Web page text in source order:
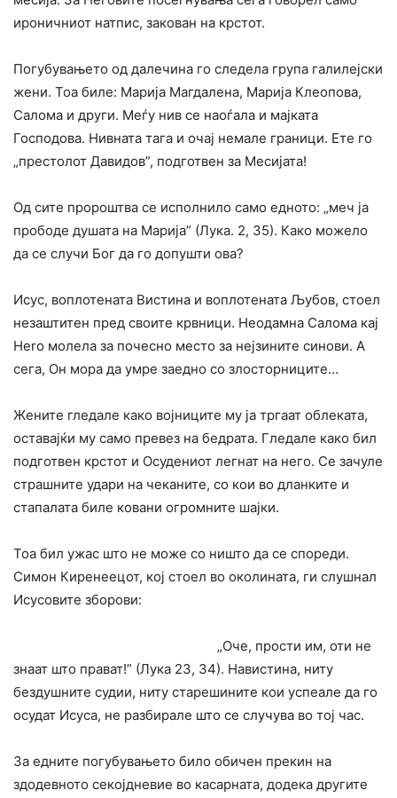
ироничниот натпис, закован на крстот.
Погубувањето од далечина го следела група галилејски
жени. Тоа биле: Марија Магдалена, Марија Клеопова,
Салома и други. Меѓу нив се наоѓала и мајката
Господова. Нивната тага и очај немале граници. Ете го
„престолот Давидов”, подготвен за Месијата!
Од сите пророштва се исполнило само едното: „меч ја
прободе душата на Марија” (Лука. 2, 35). Како можело
да се случи Бог да го допушти ова?
Исус, воплотената Вистина и воплотената Љубов, стоел
незаштитен пред своите крвници. Неодамна Салома кај
Hero молела за почесно место за нејзините синови. А
сега, Он мора да умре заедно co злосторниците…
Жените гледале како војниците му ја тргаат облеката,
оставајќи му само превез на бедрата. Гледале како бил
подготвен крстот и Осудениот легнат на него. Се зачуле
страшните удари на чеканите, co кои во дланките и
стапалата биле ковани огромните шајки.
Тоа бил ужас што не може co ништо да се спореди.
Симон Киренеецот, кој стоел во околината, ги слушнал
Исусовите зборови:
„Оче, прости им, оти не
знаат што прават!” (Лука 23, 34). Навистина, ниту
бездушните судии, ниту старешините кои успеале да го
осудат Исуса, не разбирале што се случува во тој час.
За едните погубувањето било обичен прекин на
здодевното секојдневие во касарната, додека другите